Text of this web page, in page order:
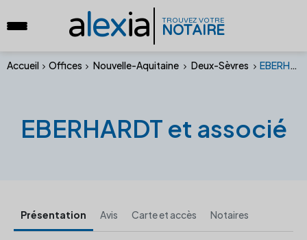
alexia TROUVEZ VOTRE
NOTAIRE
Accueil Offices Nouvelle-Aquitaine Deux-Sèvres EBERHARDT et associé
EBERHARDT et associé
Présentation Avis Carte et accès Notaires